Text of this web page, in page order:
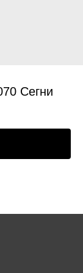
Сегни